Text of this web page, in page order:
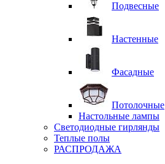
Подвесные
Настенные
Фасадные
Потолочные
Настольные лампы
Светодиодные гирлянды
Теплые полы
РАСПРОДАЖА